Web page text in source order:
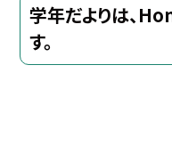
学年だよりは、
す。